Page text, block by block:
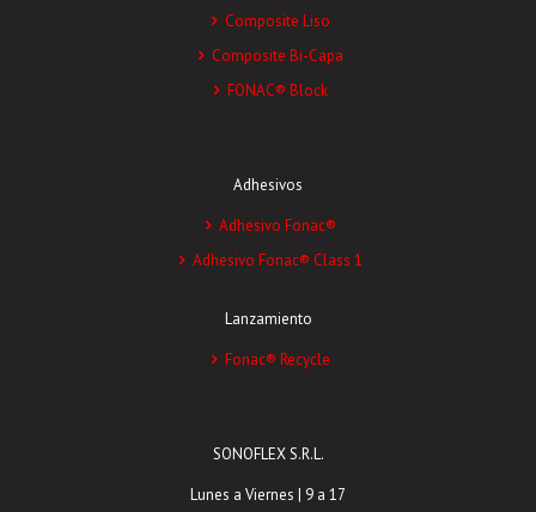
Composite Liso
Composite Bi-Capa
FONAC® Block
Adhesivos
Adhesivo Fonac®
Adhesivo Fonac® Class 1
Lanzamiento
Fonac® Recycle
SONOFLEX S.R.L.
Lunes a Viernes | 9 a 17